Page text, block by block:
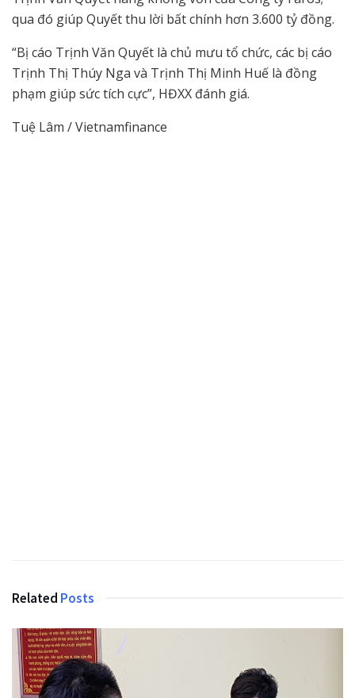
qua đó giúp Quyết thu lời bất chính hơn 3.600 tỷ đồng.
“Bị cáo Trịnh Văn Quyết là chủ mưu tổ chức, các bị cáo
Trịnh Thị Thúy Nga và Trịnh Thị Minh Huế là đồng
phạm giúp sức tích cực”, HĐXX đánh giá.
Tuệ Lâm / Vietnamfinance
Related Posts